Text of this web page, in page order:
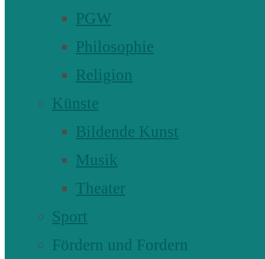
PGW
Philosophie
Religion
Künste
Bildende Kunst
Musik
Theater
Sport
Fördern und Fordern